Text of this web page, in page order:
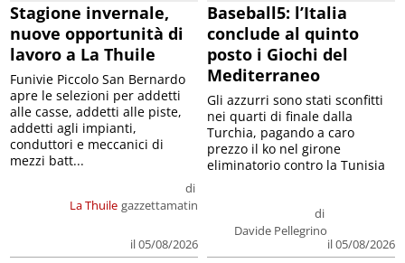
Stagione invernale,
nuove opportunità di
lavoro a La Thuile
La Thuile
di
gazzettamatin
il 05/08/2026
Funivie Piccolo San Bernardo
apre le selezioni per addetti
alle casse, addetti alle piste,
addetti agli impianti,
conduttori e meccanici di
mezzi batt...
Baseball5: l’Italia
conclude al quinto
posto i Giochi del
Mediterraneo
di
Davide Pellegrino
il 05/08/2026
Gli azzurri sono stati sconfitti
nei quarti di finale dalla
Turchia, pagando a caro
prezzo il ko nel girone
eliminatorio contro la Tunisia